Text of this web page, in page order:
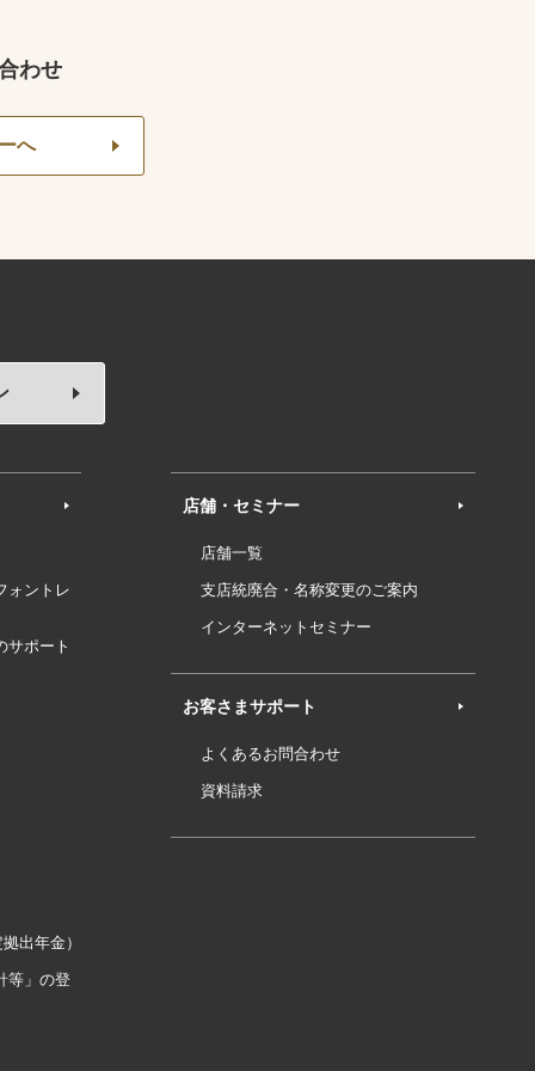
わせ
へ
ォントレ
サポート
出年金）
等」の登
店舗・セミナー
店舗一覧
支店統廃合・名称変更のご案内
インターネットセミナー
お客さまサポート
よくあるお問合わせ
資料請求